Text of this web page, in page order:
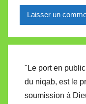
"Le port en
du niqab, est le
soumission à